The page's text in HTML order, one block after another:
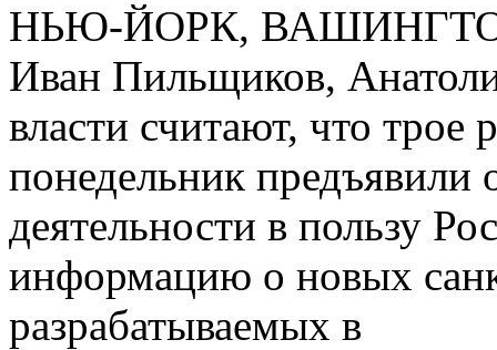
НЬЮ-ЙОРК,
Иван Пильщиков,
власти считают, что трое
понедельник предъявили
деятельности в пользу
информацию о новых
разрабатываемых в